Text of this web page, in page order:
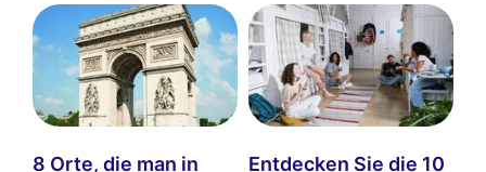
8 Orte, die man in
Entdecken Sie die 10